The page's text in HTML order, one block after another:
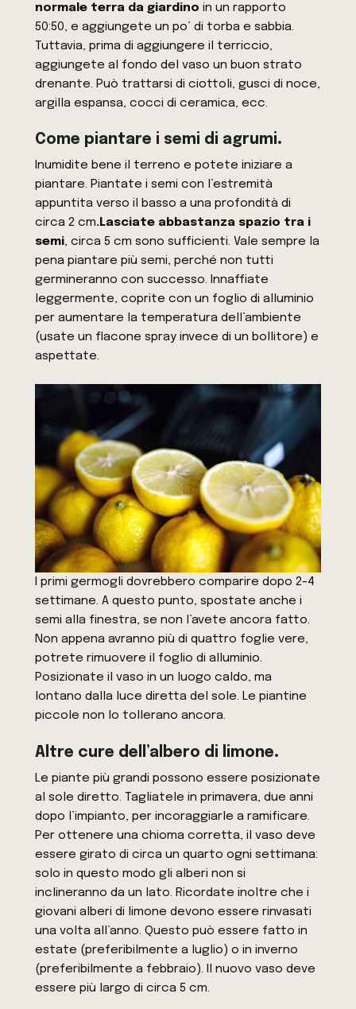
normale terra da giardino in un rapporto
50:50, e aggiungete un po’ di torba e sabbia.
Tuttavia, prima di aggiungere il terriccio,
aggiungete al fondo del vaso un buon strato
drenante. Può trattarsi di ciottoli, gusci di noce,
argilla espansa, cocci di ceramica, ecc.
Come piantare i semi di agrumi.
Inumidite bene il terreno e potete iniziare a
piantare. Piantate i semi con l’estremità
appuntita verso il basso a una profondità di
circa 2 cm.Lasciate abbastanza spazio tra i
semi, circa 5 cm sono sufficienti. Vale sempre la
pena piantare più semi, perché non tutti
germineranno con successo. Innaffiate
leggermente, coprite con un foglio di alluminio
per aumentare la temperatura dell’ambiente
(usate un flacone spray invece di un bollitore) e
aspettate.
I primi germogli dovrebbero comparire dopo 2-4
settimane. A questo punto, spostate anche i
semi alla finestra, se non l’avete ancora fatto.
Non appena avranno più di quattro foglie vere,
potrete rimuovere il foglio di alluminio.
Posizionate il vaso in un luogo caldo, ma
lontano dalla luce diretta del sole. Le piantine
piccole non lo tollerano ancora.
Altre cure dell’albero di limone.
Le piante più grandi possono essere posizionate
al sole diretto. Tagliatele in primavera, due anni
dopo l’impianto, per incoraggiarle a ramificare.
Per ottenere una chioma corretta, il vaso deve
essere girato di circa un quarto ogni settimana:
solo in questo modo gli alberi non si
inclineranno da un lato. Ricordate inoltre che i
giovani alberi di limone devono essere rinvasati
una volta all’anno. Questo può essere fatto in
estate (preferibilmente a luglio) o in inverno
(preferibilmente a febbraio). Il nuovo vaso deve
essere più largo di circa 5 cm.